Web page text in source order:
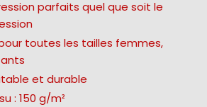
parfaits quel que soit le
toutes les tailles femmes,
et durable
: 150 g/m²